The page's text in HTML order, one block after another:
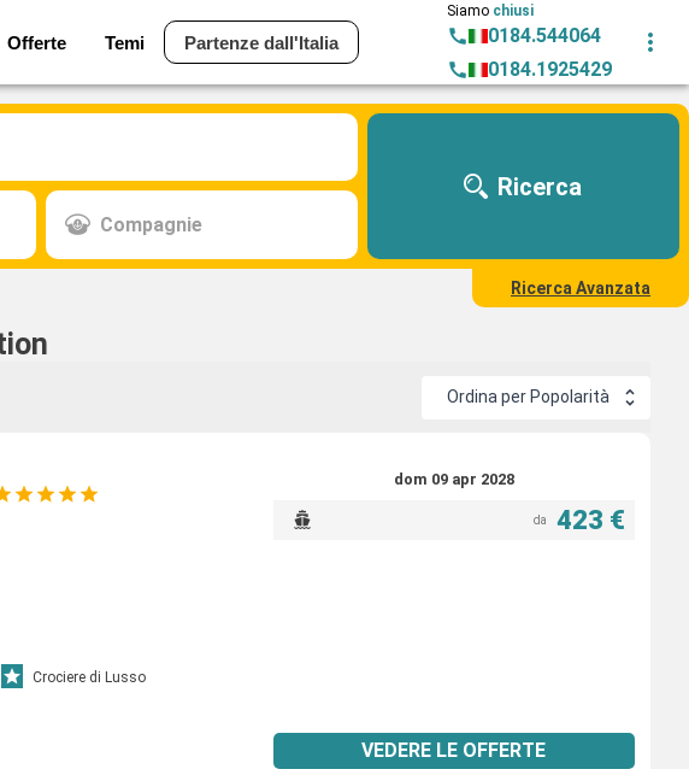
Offerte Temi Partenze dall'Italia
Siamo chiusi
0184.544064
0184.1925429
Compagnie
Ricerca
Ricerca Avanzata
Ordina per Popolarità
Crociere di Lusso
dom 09 apr 2028
da 423 €
VEDERE LE OFFERTE